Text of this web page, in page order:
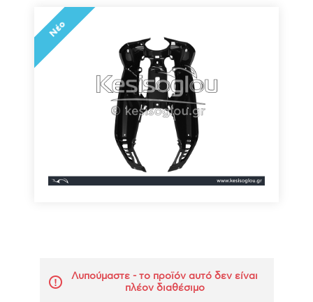
Νέο
Λυπούμαστε - το προϊόν αυτό δεν είναι
πλέον διαθέσιμο